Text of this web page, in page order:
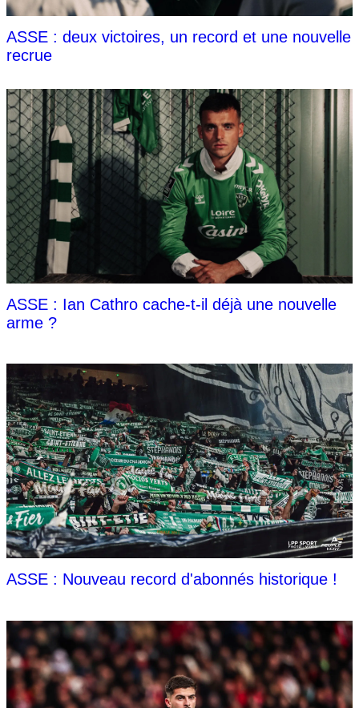
ASSE : deux victoires, un record et une nouvelle
recrue
ASSE : Ian Cathro cache-t-il déjà une nouvelle
arme ?
ASSE : Nouveau record d'abonnés historique !